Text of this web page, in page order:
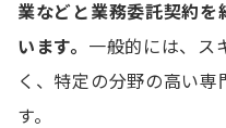
フリーランスと契約社
業などと業務委託契約を
います。 一般的には、ス
く、特定の分野の高い
す。